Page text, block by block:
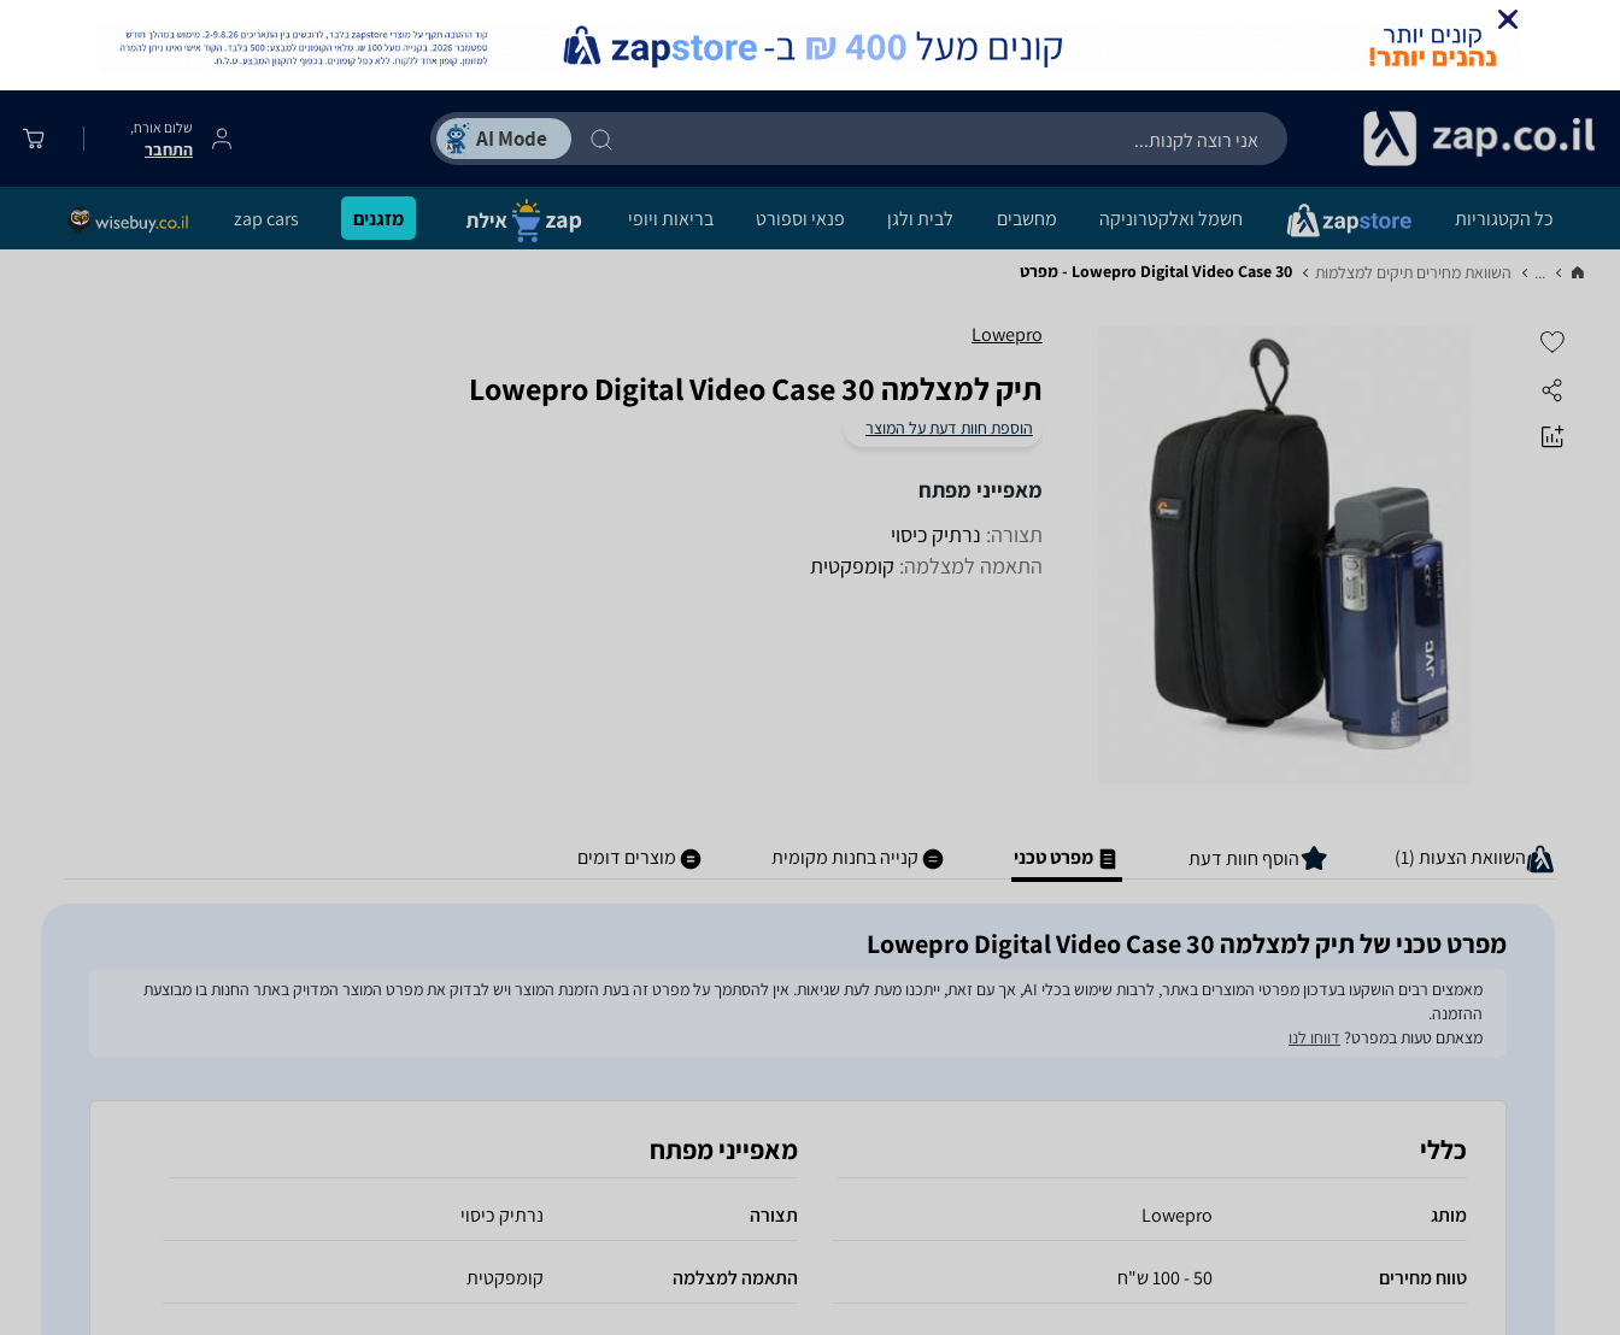
שלום אורח,
התחבר
כל הקטגוריות חשמל ואלקטרוניקה מחשבים לבית ולגן פנאי וספורט בריאות ויופי מזגנים zap cars
... השוואת מחירים תיקים למצלמות‏ Lowepro Digital Video Case 30 - מפרט
Lowepro
תיק למצלמה Lowepro Digital Video Case 30
הוספת חוות דעת על המוצר
מאפייני מפתח
תצורה: נרתיק כיסוי
התאמה למצלמה: קומפקטית
השוואת הצעות (1) הוסף חוות דעת מפרט טכני קנייה בחנות מקומית מוצרים דומים
מפרט טכני של תיק למצלמה Lowepro Digital Video Case 30
מאמצים רבים הושקעו בעדכון מפרטי המוצרים באתר, לרבות שימוש בכלי AI, אך עם זאת, ייתכנו מעת לעת שגיאות. אין להסתמך על מפרט זה בעת הזמנת המוצר ויש לבדוק את מפרט המוצר המדויק באתר החנות בו מבוצעת
ההזמנה.
מצאתם טעות במפרט? דווחו לנו
כללי
מותג Lowepro
טווח מחירים 50 - 100 ש"ח
מאפייני מפתח
תצורה נרתיק כיסוי
התאמה למצלמה קומפקטית